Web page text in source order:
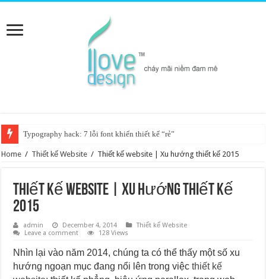
Typography hack: 7 lỗi font khiến thiết kế “rẻ”
Home / Thiết kế Website / Thiết kế website | Xu hướng thiết kế 2015
Thiết kế website | Xu hướng thiết kế
2015
admin December 4, 2014
Thiết kế Website
Leave a comment
128 Views
Nhìn lại vào năm 2014, chúng ta có thể thấy một số xu
hướng ngoạn mục đang nổi lên trong việcthiết kế